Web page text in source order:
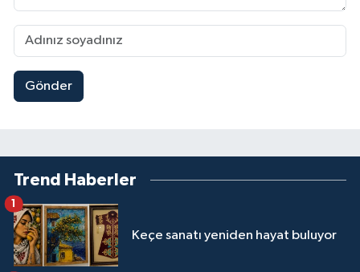
Gönder
Trend Haberler
Keçe sanatı yeniden hayat buluyor
1